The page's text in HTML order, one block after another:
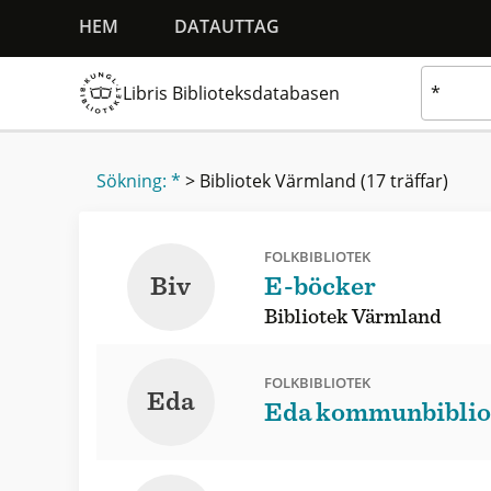
HEM DATAUTTAG
Libris Biblioteksdatabasen
Sökning: * > Bibliotek Värmland (17 träffar)
Biv
FOLKBIBLIOTEK
E-böcker
Bibliotek Värmland
Eda
FOLKBIBLIOTEK
Eda